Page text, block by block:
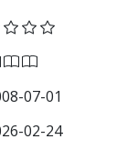
07-01
02-24